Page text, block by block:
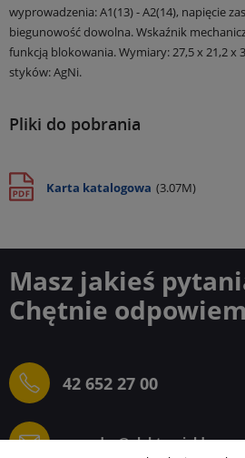
wyprowadzenia: A1(13) - A2(14), napięcie
biegunowość dowolna.Wskaźnik
funkcją blokowania.Wymiary: 27,5 x 21,2 x
styków: AgNi.
Pliki do pobrania
Karta katalogowa (3.07M)
Masz jakieś
Chętnie
42 652 27 00
sprzedaz@elektrogielda.com